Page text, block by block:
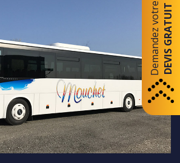
Demandez votreDEVIS GRATUIT